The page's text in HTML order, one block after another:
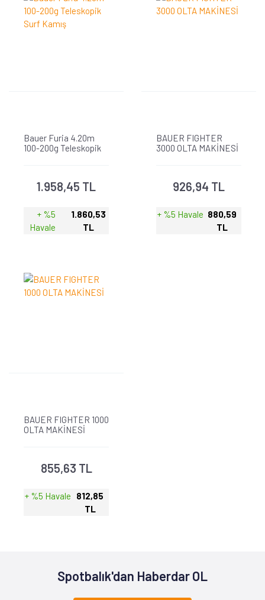
Bauer Furia 4.20m
100-200g Teleskopik
1.958,45 TL
+ %5
Havale
1.860,53
TL
BAUER FIGHTER
3000 OLTA MAKİNESİ
926,94 TL
+ %5 Havale 880,59
TL
BAUER FIGHTER 1000
OLTA MAKİNESİ
855,63 TL
+ %5 Havale
812,85
TL
Spotbalık'dan Haberdar OL